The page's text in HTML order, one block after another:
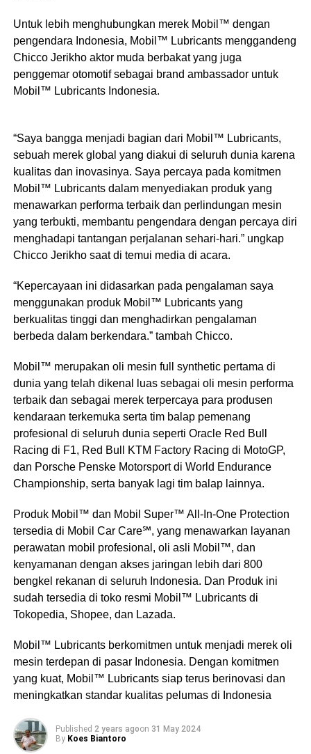
Untuk lebih menghubungkan merek Mobil™ dengan
pengendara Indonesia, Mobil™ Lubricants menggandeng
Chicco Jerikho aktor muda berbakat yang juga
penggemar otomotif sebagai brand ambassador untuk
Mobil™ Lubricants Indonesia.
“Saya bangga menjadi bagian dari Mobil™ Lubricants,
sebuah merek global yang diakui di seluruh dunia karena
kualitas dan inovasinya. Saya percaya pada komitmen
Mobil™ Lubricants dalam menyediakan produk yang
menawarkan performa terbaik dan perlindungan mesin
yang terbukti, membantu pengendara dengan percaya diri
menghadapi tantangan perjalanan sehari-hari.” ungkap
Chicco Jerikho saat di temui media di acara.
“Kepercayaan ini didasarkan pada pengalaman saya
menggunakan produk Mobil™ Lubricants yang
berkualitas tinggi dan menghadirkan pengalaman
berbeda dalam berkendara.” tambah Chicco.
Mobil™ merupakan oli mesin full synthetic pertama di
dunia yang telah dikenal luas sebagai oli mesin performa
terbaik dan sebagai merek terpercaya para produsen
kendaraan terkemuka serta tim balap pemenang
profesional di seluruh dunia seperti Oracle Red Bull
Racing di F1, Red Bull KTM Factory Racing di MotoGP,
dan Porsche Penske Motorsport di World Endurance
Championship, serta banyak lagi tim balap lainnya.
Produk Mobil™ dan Mobil Super™ All-In-One Protection
tersedia di Mobil Car Care℠, yang menawarkan layanan
perawatan mobil profesional, oli asli Mobil™, dan
kenyamanan dengan akses jaringan lebih dari 800
bengkel rekanan di seluruh Indonesia. Dan Produk ini
sudah tersedia di toko resmi Mobil™ Lubricants di
Tokopedia, Shopee, dan Lazada.
Mobil™ Lubricants berkomitmen untuk menjadi merek oli
mesin terdepan di pasar Indonesia. Dengan komitmen
yang kuat, Mobil™ Lubricants siap terus berinovasi dan
meningkatkan standar kualitas pelumas di Indonesia
Published 2 years agoon 31 May 2024
By Koes Biantoro